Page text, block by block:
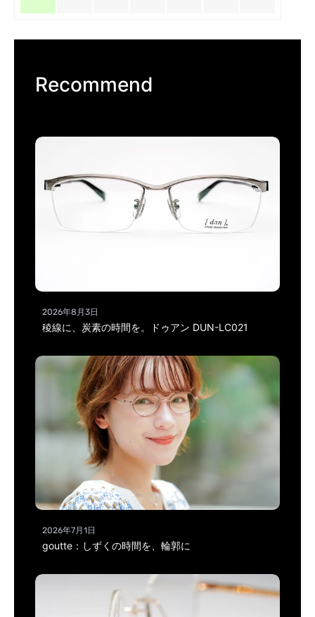
Recommend
2026年8月3日
稜線に、炭素の時間を。ドゥアン DUN-LC021
2026年7月1日
goutte：しずくの時間を、輪郭に